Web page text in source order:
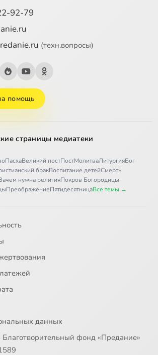
92-79
(техн.вопросы)
помощь
страницы медиатеки
ПасхаВеликий постПостМолитваЛитургияБог
бракВоспитание детейСмерть
нужна религияПокров Богородицы
ПреображениеПятидесятницаВсе темы →
данных
фонд «Предание»